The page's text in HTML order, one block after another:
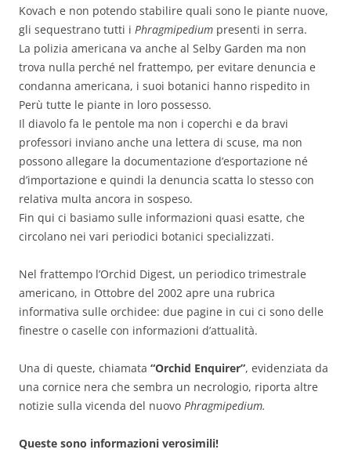
Kovach e non potendo stabilire quali sono le piante nuove,
gli sequestrano tutti i Phragmipedium presenti in serra.
La polizia americana va anche al Selby Garden ma non
trova nulla perché nel frattempo, per evitare denuncia e
condanna americana, i suoi botanici hanno rispedito in
Perù tutte le piante in loro possesso.
Il diavolo fa le pentole ma non i coperchi e da bravi
professori inviano anche una lettera di scuse, ma non
possono allegare la documentazione d’esportazione né
d’importazione e quindi la denuncia scatta lo stesso con
relativa multa ancora in sospeso.
Fin qui ci basiamo sulle informazioni quasi esatte, che
circolano nei vari periodici botanici specializzati.
Nel frattempo l’Orchid Digest, un periodico trimestrale
americano, in Ottobre del 2002 apre una rubrica
informativa sulle orchidee: due pagine in cui ci sono delle
finestre o caselle con informazioni d’attualità.
Una di queste, chiamata “Orchid Enquirer”, evidenziata da
una cornice nera che sembra un necrologio, riporta altre
notizie sulla vicenda del nuovo Phragmipedium.
Queste sono informazioni verosimili!